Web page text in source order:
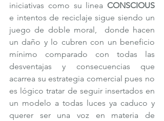
iniciativas como su linea CONSCIOUS
e intentos de reciclaje sigue siendo un
juego de doble moral,  donde hacen
un daño y lo cubren con un beneficio
mínimo comparado con todas las
desventajas y consecuencias que
acarrea su estrategia comercial pues no
es lógico tratar de seguir insertados en
un modelo a todas luces ya caduco y
querer ser una voz en materia de